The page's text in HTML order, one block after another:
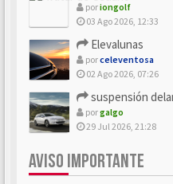
poriongolf
03 Ago 2026, 12:33
Elevalunas
porceleventosa
02 Ago 2026, 07:26
suspensión
porgalgo
29 Jul 2026, 21:28
AVISO IMPORTANTE